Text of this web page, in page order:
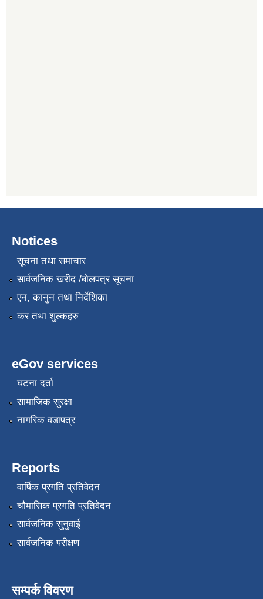
Notices
सूचना तथा समाचार
सार्वजनिक खरीद /बोलपत्र सूचना
एन, कानुन तथा निर्देशिका
कर तथा शुल्कहरु
eGov services
घटना दर्ता
सामाजिक सुरक्षा
नागरिक वडापत्र
Reports
वार्षिक प्रगति प्रतिवेदन
चौमासिक प्रगति प्रतिवेदन
सार्वजनिक सुनुवाई
सार्वजनिक परीक्षण
सम्पर्क विवरण